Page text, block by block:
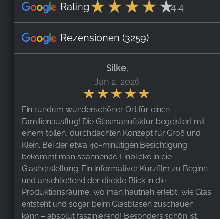
Rating 4.4
Rezensionen (3259)
Silke,
Jan 2, 2026
Ein rundum wunderschöner Ort für einen
Familienausflug! Die Glasmanufaktur begeistert mit
einem tollen, durchdachten Konzept für Groß und
Klein. Bei der etwa 40-minütigen Besichtigung
bekommt man spannende Einblicke in die
Glasherstellung: Ein informativer Kurzfilm zu Beginn
und anschließend der direkte Blick in die
Produktionsräume, wo man hautnah erlebt, wie Glas
entsteht und sogar beim Glasblasen zuschauen
kann – absolut faszinierend! Besonders schön ist,